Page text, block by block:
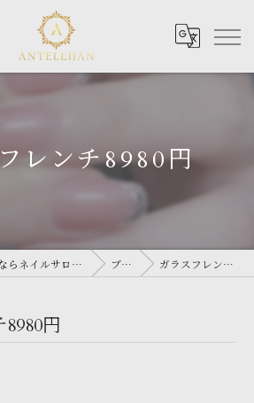
レンチ8980円
大宮のネイルサロンならネイルサロン Antellijan 大宮 ブログ ガラスフレンチ8980円
円